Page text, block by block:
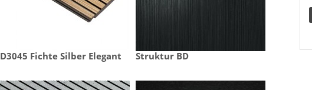
D3045 Fichte Silber Elegant Struktur BD